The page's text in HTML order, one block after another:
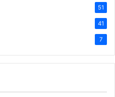
51
41
7